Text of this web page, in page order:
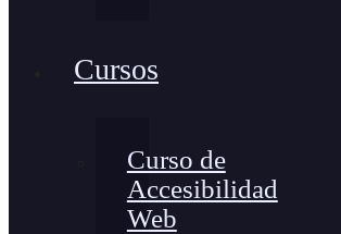
Cursos
Curso de
Accesibilidad
Web